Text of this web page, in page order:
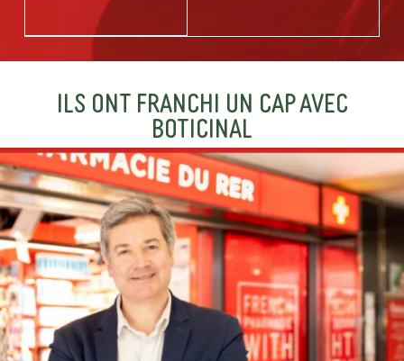
ILS ONT FRANCHI UN CAP AVEC
BOTICINAL